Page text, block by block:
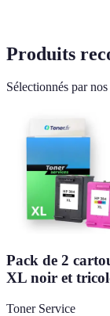
Produits
Sélectionnés par
Pack de 2
XL noir et
Toner Service